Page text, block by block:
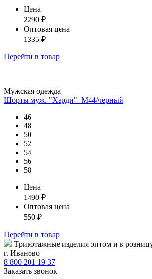
Цена
2290 ₽
Оптовая цена
1335 ₽
Перейти в товар
Мужская одежда
Шорты муж. "Харди"_М44/черный
46
48
50
52
54
56
58
Цена
1490 ₽
Оптовая цена
550 ₽
Перейти в товар
Tрикотажные изделия оптом и в
г. Иваново
8 800 201 19 37
Заказать звонок